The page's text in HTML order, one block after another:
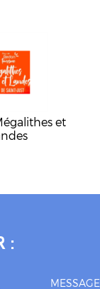
et
:
MESSAGE